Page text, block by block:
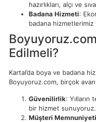
hazırlıkları, alçı ve
Badana Hizmeti:
badana
Edilmeli?
Kartal’da boya ve badana
Boyuyoruz.com, birçok
Güvenilirlik:
bir hizmet sunuyoruz.
Müşteri Memnuniyeti